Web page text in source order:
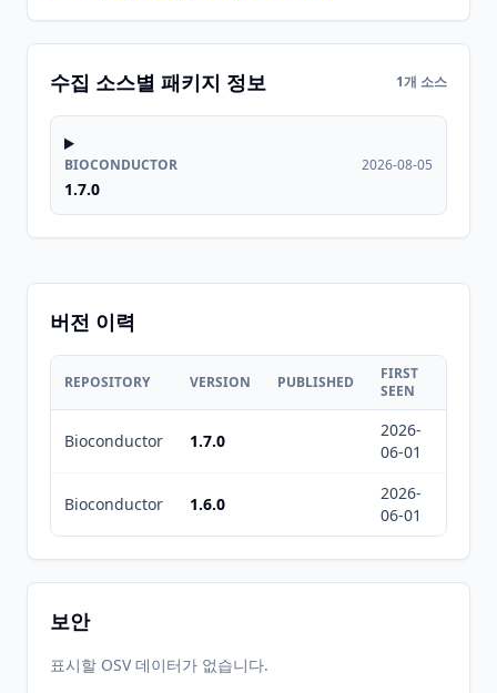
수집 소스별 패키지 정보 1개 소스
BIOCONDUCTOR
1.7.0
2026-08-05
버전 이력
REPOSITORY VERSION PUBLISHED
FIRST
SEEN
Bioconductor 1.7.0
2026-
06-01
Bioconductor 1.6.0
2026-
06-01
보안
표시할 OSV 데이터가 없습니다.